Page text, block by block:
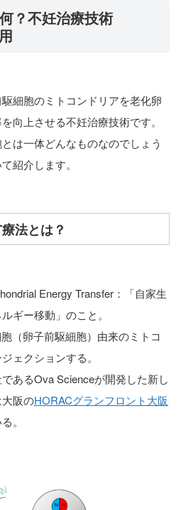
？不妊治療技術
細胞のミトコンドリアを老化卵
向上させる不妊治療技術です。
は一体どんなものなのでしょう
紹介します。
法とは？
Energy Transfer：「自家生
ギー移動」のこと。
（卵子前駆細胞）由来のミトコ
ェクションする。
あるOva Scienceが開発した新し
阪のHORACグランフロント大阪
。